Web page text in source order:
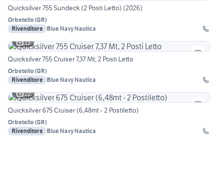
Quicksilver 755 Sundeck (2 Posti Letto) (2026)
Orbetello(GR)
Rivenditore Blue Navy Nautica
13
Quicksilver 755 Cruiser 7,37 Mt, 2 Posti Letto
Orbetello(GR)
Rivenditore Blue Navy Nautica
22
Quicksilver 675 Cruiser (6,48mt - 2 Postiletto)
Orbetello(GR)
Rivenditore Blue Navy Nautica